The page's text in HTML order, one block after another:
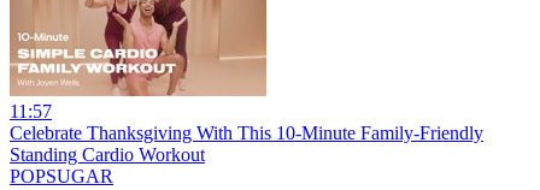
11:57
Celebrate Thanksgiving With This 10-Minute Family-Friendly
Standing Cardio Workout
POPSUGAR